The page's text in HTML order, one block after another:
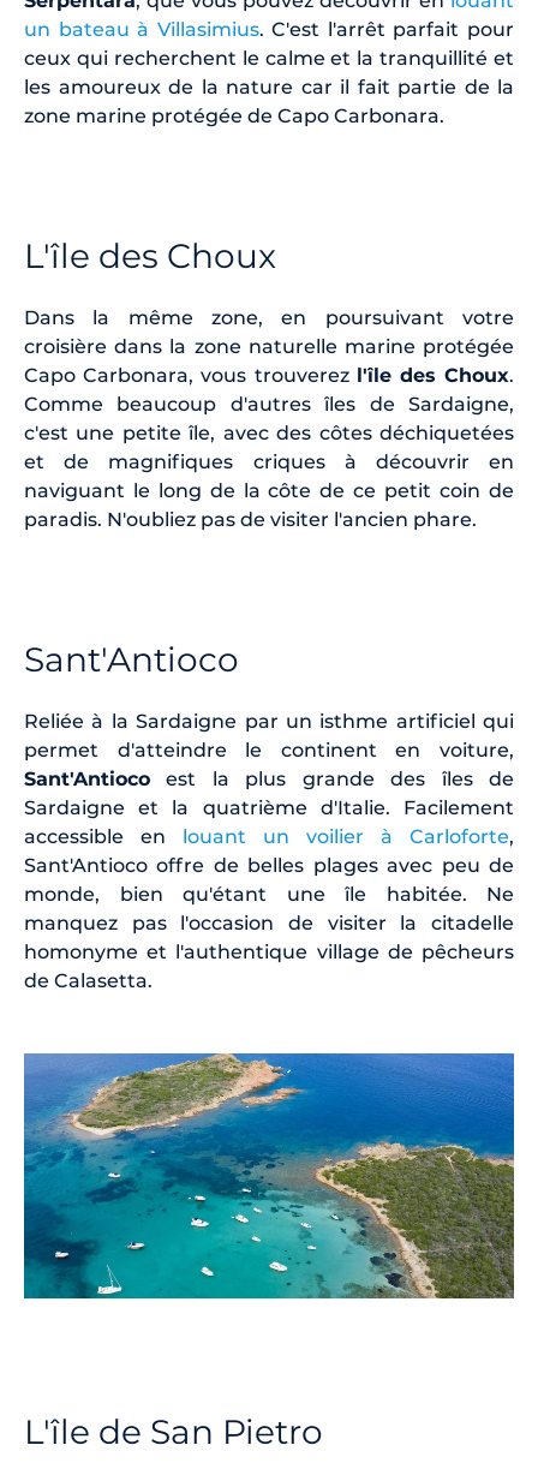
un bateau à Villasimius. C'est l'arrêt parfait pour
ceux qui recherchent le calme et la tranquillité et
les amoureux de la nature car il fait partie de la
zone marine protégée de Capo Carbonara.
L'île des Choux
Dans la même zone, en poursuivant votre
croisière dans la zone naturelle marine protégée
Capo Carbonara, vous trouverez l'île des Choux.
Comme beaucoup d'autres îles de Sardaigne,
c'est une petite île, avec des côtes déchiquetées
et de magnifiques criques à découvrir en
naviguant le long de la côte de ce petit coin de
paradis. N'oubliez pas de visiter l'ancien phare.
Sant'Antioco
Reliée à la Sardaigne par un isthme artificiel qui
permet d'atteindre le continent en voiture,
Sant'Antioco est la plus grande des îles de
Sardaigne et la quatrième d'Italie. Facilement
accessible en louant un voilier à Carloforte,
Sant'Antioco offre de belles plages avec peu de
monde, bien qu'étant une île habitée. Ne
manquez pas l'occasion de visiter la citadelle
homonyme et l'authentique village de pêcheurs
de Calasetta.
L'île de San Pietro